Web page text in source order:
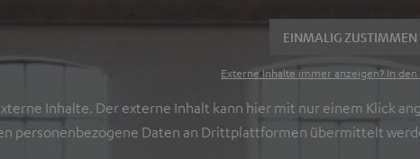
EINMALIG
Externe Inhalte immer anzeigen? In
Inhalte. Der externe Inhalt kann hier mit nur einem Klick
personenbezogene Daten an Drittplattformen übermittelt